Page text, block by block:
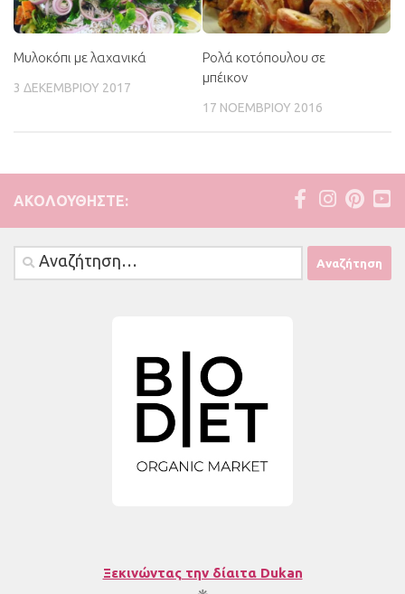
Μυλοκόπι με λαχανικά
3 ΔΕΚΕΜΒΡΊΟΥ 2017
Ρολά κοτόπουλου σε
μπέικον
17 ΝΟΕΜΒΡΊΟΥ 2016
ΑΚΟΛΟΥΘΉΣΤΕ:
Αναζήτηση
για:
Ξεκινώντας την δίαιτα Dukan